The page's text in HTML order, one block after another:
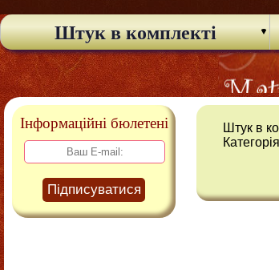
Штук в комплекті
Інформаційні бюлетені
Підписуватися
Штук в